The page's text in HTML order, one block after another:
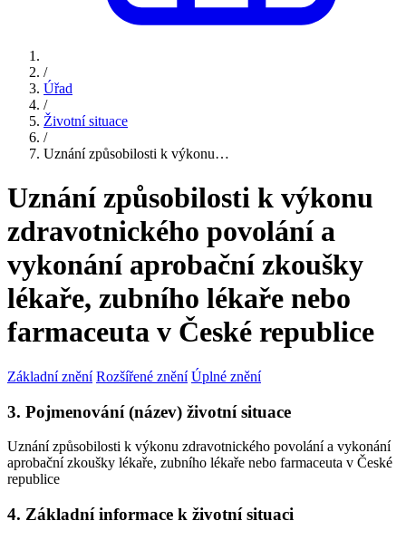
/
Úřad
/
Životní situace
/
Uznání způsobilosti k výkonu…
Uznání způsobilosti k výkonu
zdravotnického povolání a
vykonání aprobační zkoušky
lékaře, zubního lékaře nebo
farmaceuta v České republice
Základní znění Rozšířené znění Úplné znění
3. Pojmenování (název) životní situace
Uznání způsobilosti k výkonu zdravotnického povolání a vykonání
aprobační zkoušky lékaře, zubního lékaře nebo farmaceuta v České
republice
4. Základní informace k životní situaci